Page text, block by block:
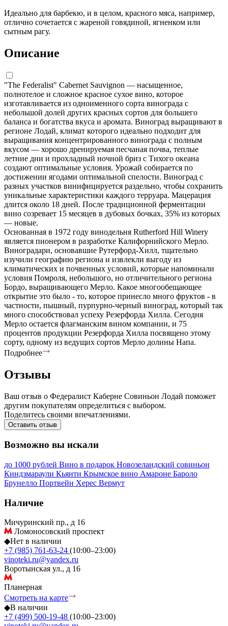
Идеально для барбекю, и в целом, красного мяса, например,
отлично сочетается с жареной говядиной, ягненком или
сытным рагу.
Описание
"The Federalist" Cabernet Sauvignon — насыщенное,
полнотелое и сложное красное сухое вино, которое
изготавливается из одноименного сорта винограда с
небольшой долей других красных сортов для большего
баланса и богатства вкуса и аромата. Виноград выращивают в
регионе Лодай, климат которого идеально подходит для
выращивания концентрированного винограда с полным
вкусом — хорошо дренируемая песчаная почва, теплые
летние дни и прохладный ночной бриз с Тихого океана
создают оптимальные условия. Урожай собирается по
достижении ягодами оптимальной спелости. Виноград с
разных участков винифицируется раздельно, чтобы сохранить
уникальные характеристики каждого терруара. Мацерация
длится около 18 дней. После традиционной ферментации
вино созревает 15 месяцев в дубовых бочках, 35% из которых
— новые.
Основанная в 1972 году винодельня Rutherford Hill Winery
является пионером в разработке Калифорнийского Мерло.
Виноградари, основавшие Рутерфорд-Хилл, тщательно
изучили географию региона и извлекли выгоду из
климатических и почвенных условий, которые напоминали
условия Помроля, небольшого, но отличительного региона
Бордо, выращивающего Мерло. Какое многообещающее
открытие это было - то, которое принесло много фруктов - в
частности, пышный, пурпурно-черный виноград, который так
много способствовал успеху Резерфорда Хилла. Сегодня
Мерло остается флагманским вином компании, и 75
процентов продукции Резерфорда Хилла посвящено этому
сорту, одному из ведущих сортов Мерло долины Напа.
Подробнее
Отзывы
Ваш отзыв о Федералист Каберне Совиньон Лодай поможет
другим покупателям определиться с выбором.
Поделитесь своими впечатлениями.
Оставить отзыв
Возможно вы искали
до 1000 рублей Вино в подарок Новозеландский совиньон
Киндзмараули Кьянти Крымское вино Амароне Бароло
Брунелло Портвейн Херес Вермут
Наличие
Мичуринский пр., д 16
Ломоносовский проспект
◆Нет в наличии
+7 (985) 761-63-24 (10:00–23:00)
vinoteki.ru@yandex.ru
Воротынская ул., д 16
Планерная
Смотреть на карте
◆В наличии
+7 (499) 500-19-48 (10:00–23:00)